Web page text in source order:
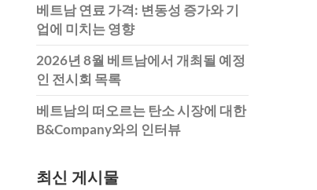
베트남 연료 가격: 변동성 증가와 기
업에 미치는 영향
2026년 8월 베트남에서 개최될 예정
인 전시회 목록
베트남의 떠오르는 탄소 시장에 대한
B&Company와의 인터뷰
최신 게시물